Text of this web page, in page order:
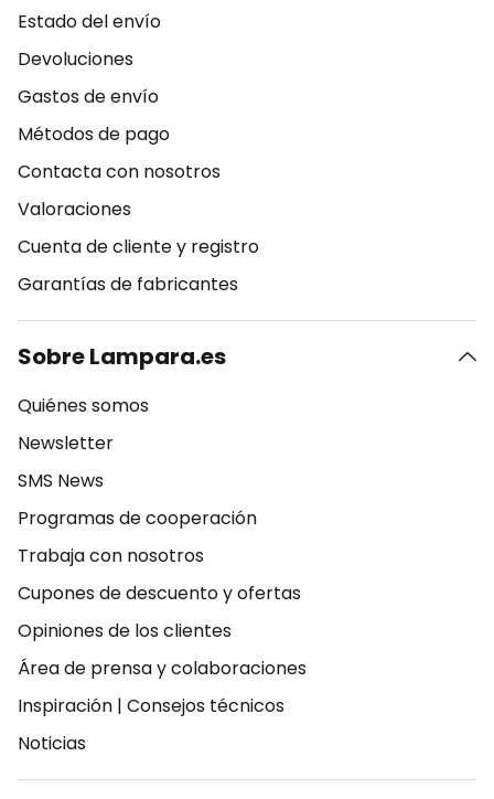
Estado del envío
Devoluciones
Gastos de envío
Métodos de pago
Contacta con nosotros
Valoraciones
Cuenta de cliente y registro
Garantías de fabricantes
Sobre Lampara.es
Quiénes somos
Newsletter
SMS News
Programas de cooperación
Trabaja con nosotros
Cupones de descuento y ofertas
Opiniones de los clientes
Área de prensa y colaboraciones
Inspiración | Consejos técnicos
Noticias